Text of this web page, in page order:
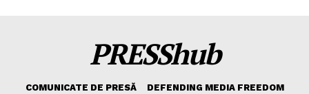
PRESShub
COMUNICATE DE PRESĂ DEFENDING MEDIA FREEDOM